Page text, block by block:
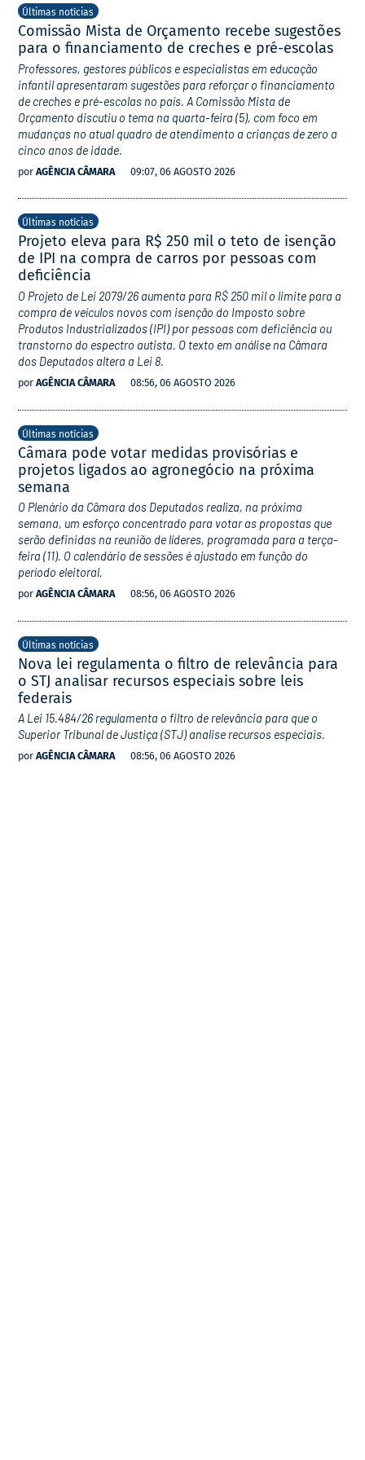
Últimas notícias
Comissão Mista de Orçamento recebe sugestões
para o financiamento de creches e pré-escolas
Professores, gestores públicos e especialistas em educação
infantil apresentaram sugestões para reforçar o financiamento
de creches e pré-escolas no país. A Comissão Mista de
Orçamento discutiu o tema na quarta-feira (5), com foco em
mudanças no atual quadro de atendimento a crianças de zero a
cinco anos de idade.
por AGÊNCIA CÂMARA 09:07, 06 AGOSTO 2026
Últimas notícias
Projeto eleva para R$ 250 mil o teto de isenção
de IPI na compra de carros por pessoas com
deficiência
O Projeto de Lei 2079/26 aumenta para R$ 250 mil o limite para a
compra de veículos novos com isenção do Imposto sobre
Produtos Industrializados (IPI) por pessoas com deficiência ou
transtorno do espectro autista. O texto em análise na Câmara
dos Deputados altera a Lei 8.
por AGÊNCIA CÂMARA 08:56, 06 AGOSTO 2026
Últimas notícias
Câmara pode votar medidas provisórias e
projetos ligados ao agronegócio na próxima
semana
O Plenário da Câmara dos Deputados realiza, na próxima
semana, um esforço concentrado para votar as propostas que
serão definidas na reunião de líderes, programada para a terça-
feira (11). O calendário de sessões é ajustado em função do
período eleitoral.
por AGÊNCIA CÂMARA 08:56, 06 AGOSTO 2026
Últimas notícias
Nova lei regulamenta o filtro de relevância para
o STJ analisar recursos especiais sobre leis
federais
A Lei 15.484/26 regulamenta o filtro de relevância para que o
Superior Tribunal de Justiça (STJ) analise recursos especiais.
por AGÊNCIA CÂMARA 08:56, 06 AGOSTO 2026